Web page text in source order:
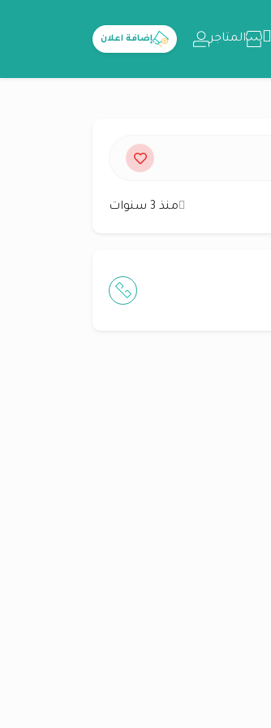
المتاجر إضافة اعلان
منذ 3 سنوات